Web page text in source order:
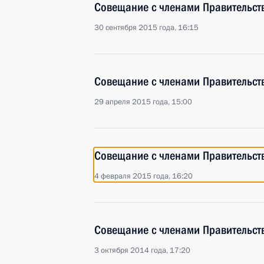
Совещание с членами
30 сентября 2015 года, 16:15
Совещание с членами
29 апреля 2015 года, 15:00
Совещание с членами
4 февраля 2015 года, 16:20
Совещание с членами
3 октября 2014 года, 17:20